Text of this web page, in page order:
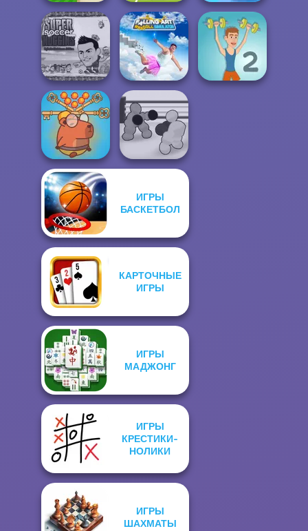
Mini Golf Saga Soccer Random
Royal Bubble
Blast
Super Soccer
Noggins
Christmas
Falling Art
Ragdoll
Simulator
Save Baby
Capybaras: Pull
Pin
Boxing Gang
ИГРЫ
БАСКЕТБОЛ
КАРТОЧНЫЕ
ИГРЫ
ИГРЫ
МАДЖОНГ
ИГРЫ
КРЕСТИКИ-
НОЛИКИ
ИГРЫ
ШАХМАТЫ